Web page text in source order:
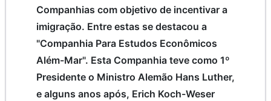
Companhias com objetivo de incentivar a
imigração. Entre estas se destacou a
"Companhia Para Estudos Econômicos
Além-Mar". Esta Companhia teve como 1º
Presidente o Ministro Alemão Hans Luther,
e alguns anos após, Erich Koch-Weser